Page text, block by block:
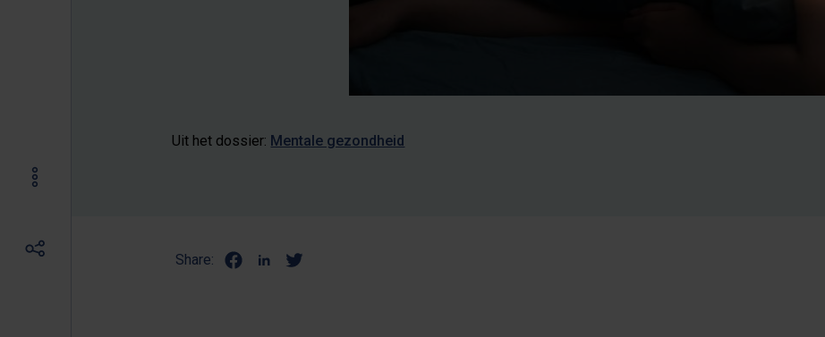
Uit het dossier: Mentale gezondheid
Share: